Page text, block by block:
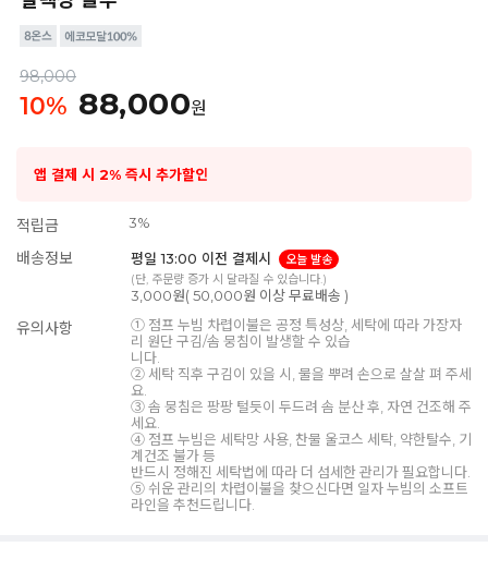
98,000
10% 88,000원
앱 결제 시 2% 즉시 추가할인
적립금 3%
배송정보 평일 13:00 이전 결제시
오늘 발송
(단, 주문량 증가 시 달라질 수 있습니다.)
3,000원( 50,000원 이상 무료배송 )
유의사항
① 점프 누빔 차렵이불은 공정 특성상, 세탁에 따라 가장자
리 원단 구김/솜 뭉침이 발생할 수 있습
니다.
② 세탁 직후 구김이 있을 시, 물을 뿌려 손으로 살살 펴 주세
요.
③ 솜 뭉침은 팡팡 털듯이 두드려 솜 분산 후, 자연 건조해 주
세요.
④ 점프 누빔은 세탁망 사용, 찬물 울코스 세탁, 약한탈수, 기
계건조 불가 등
반드시 정해진 세탁법에 따라 더 섬세한 관리가 필요합니다.
⑤ 쉬운 관리의 차렵이불을 찾으신다면 일자 누빔의 소프트
라인을 추천드립니다.